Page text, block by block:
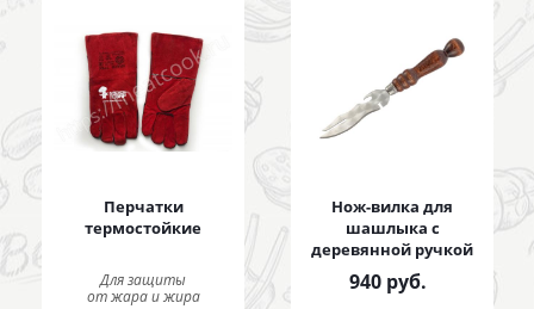
Перчатки
термостойкие
Для защиты
от жара и жира
Нож-вилка для
шашлыка с
деревянной ручкой
940 руб.